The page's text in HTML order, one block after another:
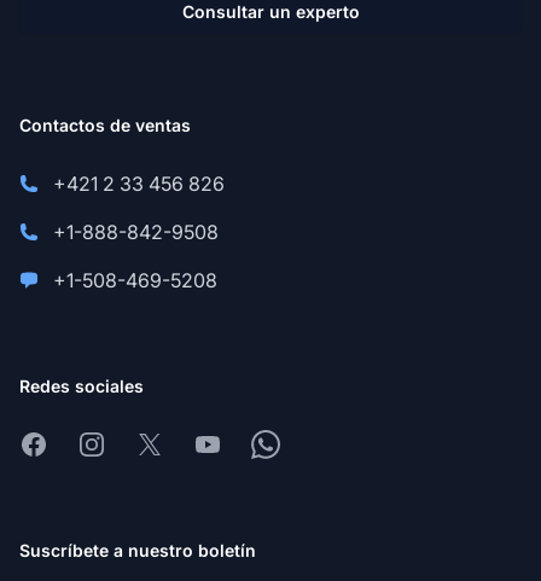
Consultar un experto
Contactos de ventas
+421 2 33 456 826
+1-888-842-9508
+1-508-469-5208
Redes sociales
FacebookInstagram
X YoutubeWhatsapp
Suscríbete a nuestro boletín